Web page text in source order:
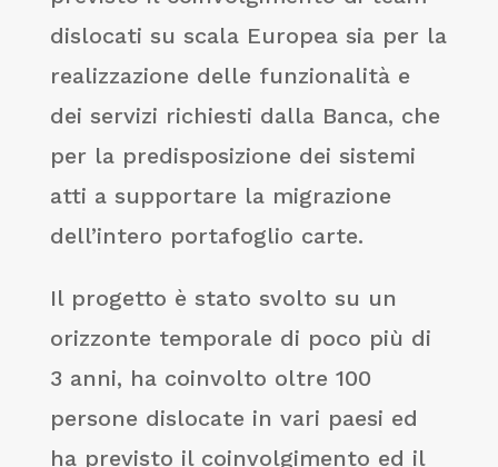
dislocati su scala Europea sia per la
realizzazione delle funzionalità e
dei servizi richiesti dalla Banca, che
per la predisposizione dei sistemi
atti a supportare la migrazione
dell’intero portafoglio carte.
Il progetto è stato svolto su un
orizzonte temporale di poco più di
3 anni, ha coinvolto oltre 100
persone dislocate in vari paesi ed
ha previsto il coinvolgimento ed il